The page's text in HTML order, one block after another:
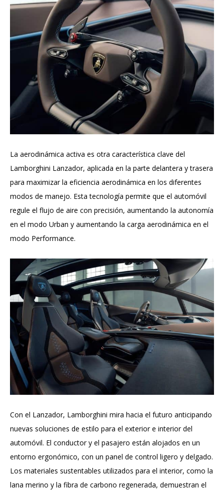
La aerodinámica activa es otra característica clave del
Lamborghini Lanzador, aplicada en la parte delantera y trasera
para maximizar la eficiencia aerodinámica en los diferentes
modos de manejo. Esta tecnología permite que el automóvil
regule el flujo de aire con precisión, aumentando la autonomía
en el modo Urban y aumentando la carga aerodinámica en el
modo Performance.
Con el Lanzador, Lamborghini mira hacia el futuro anticipando
nuevas soluciones de estilo para el exterior e interior del
automóvil. El conductor y el pasajero están alojados en un
entorno ergonómico, con un panel de control ligero y delgado.
Los materiales sustentables utilizados para el interior, como la
lana merino y la fibra de carbono regenerada, demuestran el